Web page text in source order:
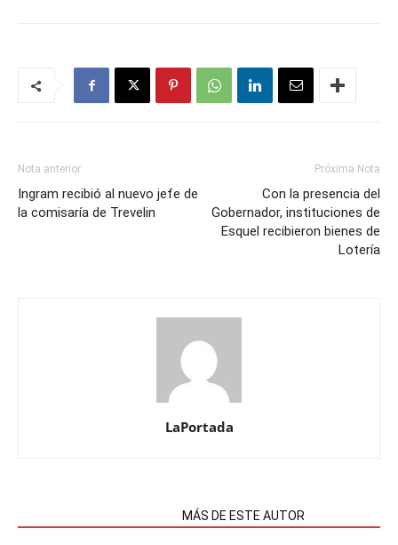
Nota anterior
Ingram recibió al nuevo jefe de
la comisaría de Trevelin
Próxima Nota
Con la presencia del
Gobernador, instituciones de
Esquel recibieron bienes de
Lotería
LaPortada
MÁS DE ESTE AUTOR